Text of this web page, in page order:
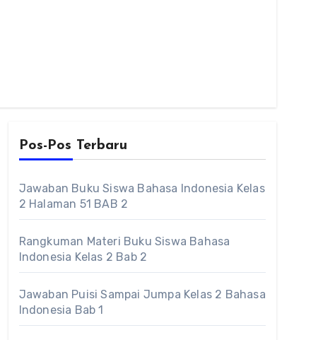
Pos-Pos Terbaru
Jawaban Buku Siswa Bahasa Indonesia Kelas
2 Halaman 51 BAB 2
Rangkuman Materi Buku Siswa Bahasa
Indonesia Kelas 2 Bab 2
Jawaban Puisi Sampai Jumpa Kelas 2 Bahasa
Indonesia Bab 1